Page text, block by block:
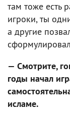
там тоже есть
игроки, ты
а другие
— Смотрите,
годы начал
исламе.